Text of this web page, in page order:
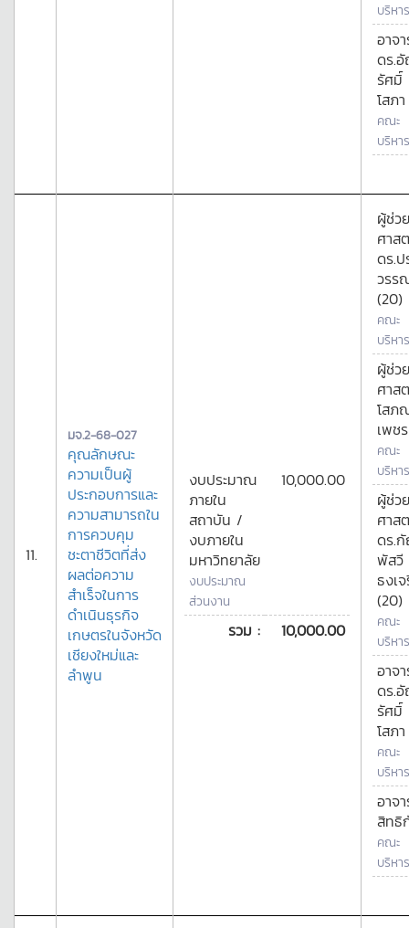
บริหา
อาจ
ดร.
รัศมิ์
โสภ
คณะ
บริหา
11.
มจ.2-68-027
คุณลักษณะ
ความเป็นผู้
ประกอบการและ
ความสามารถใน
การควบคุม
ชะตาชีวิตที่ส่ง
ผลต่อความ
สำเร็จในการ
ดำเนินธุรกิจ
เกษตรในจังหวัด
เชียงใหม่และ
ลำพูน
งบประมาณ
ภายใน
สถาบัน /
งบภายใน
มหาวิทยาลัย
งบประมาณ
ส่วนงาน
10,000.00
รวม : 10,000.00
ผู้ช่วย
ศาส
ดร.ป
วรร
(20)
คณะ
บริหา
ผู้ช่วย
ศาส
โสภ
เพช
คณะ
บริหา
ผู้ช่วย
ศาส
ดร.
พัสวี
ธงเ
(20)
คณะ
บริหา
อาจ
ดร.
รัศมิ์
โสภ
คณะ
บริหา
อาจ
สิทธิ
คณะ
บริหา